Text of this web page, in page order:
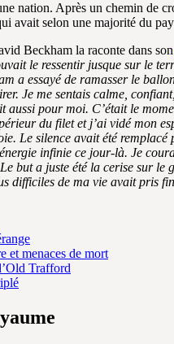
nation. Après un chemin de
avait selon une majorité du
Beckham la raconte dans son
le ressentir jusque sur le
a essayé de ramasser le
Je me sentais calme,
aussi pour moi. C’était le
du filet et j’ai vidé mon
Le silence avait été
infinie ce jour-là. Je
but a juste été la cerise sur le
difficiles de ma vie avait pris
et menaces de mort
Trafford